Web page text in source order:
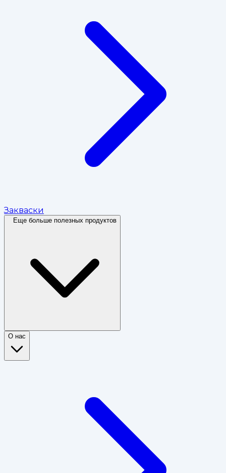
Закваски
Еще больше полезных продуктов
О нас